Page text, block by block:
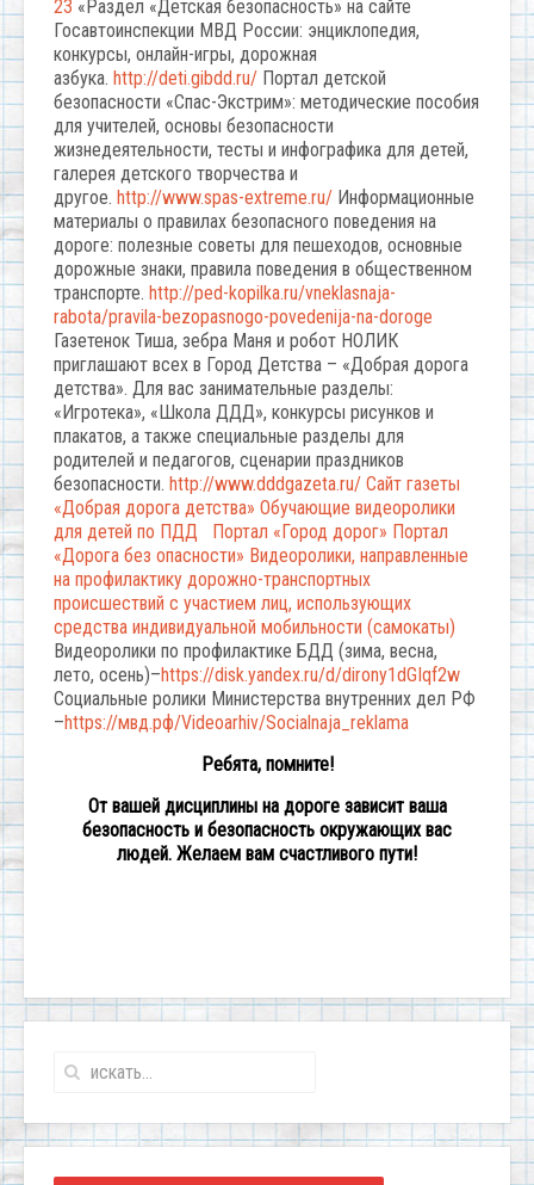
23 «Раздел «Детская безопасность» на сайте
Госавтоинспекции МВД России: энциклопедия,
конкурсы, онлайн-игры, дорожная
азбука. http://deti.gibdd.ru/ Портал детской
безопасности «Спас-Экстрим»: методические пособия
для учителей, основы безопасности
жизнедеятельности, тесты и инфографика для детей,
галерея детского творчества и
другое. http://www.spas-extreme.ru/ Информационные
материалы о правилах безопасного поведения на
дороге: полезные советы для пешеходов, основные
дорожные знаки, правила поведения в общественном
транспорте. http://ped-kopilka.ru/vneklasnaja-
rabota/pravila-bezopasnogo-povedenija-na-doroge
Газетенок Тиша, зебра Маня и робот НОЛИК
приглашают всех в Город Детства – «Добрая дорога
детства». Для вас занимательные разделы:
«Игротека», «Школа ДДД», конкурсы рисунков и
плакатов, а также специальные разделы для
родителей и педагогов, сценарии праздников
безопасности. http://www.dddgazeta.ru/ Сайт газеты
«Добрая дорога детства» Обучающие видеоролики
для детей по ПДД
Портал «Город дорог» Портал
«Дорога без опасности» Видеоролики, направленные
на профилактику дорожно-транспортных
происшествий с участием лиц, использующих
средства индивидуальной мобильности (самокаты)
Видеоролики по профилактике БДД (зима, весна,
лето, осень)–https://disk.yandex.ru/d/dirony1dGIqf2w
Социальные ролики Министерства внутренних дел РФ
–https://мвд.рф/Videoarhiv/Socialnaja_reklama
Ребята, помните!
От вашей дисциплины на дороге зависит ваша
безопасность и безопасность окружающих вас
людей. Желаем вам счастливого пути!